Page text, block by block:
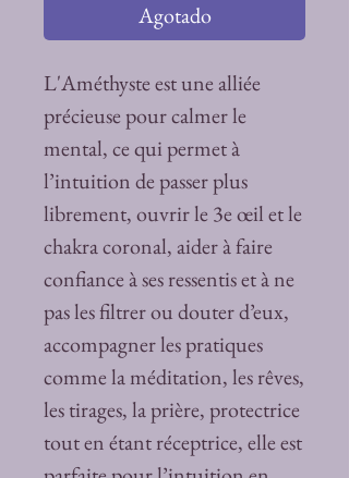
Agotado
L'Améthyste est une alliée
précieuse pour calmer le
mental, ce qui permet à
l’intuition de passer plus
librement, ouvrir le 3e œil et le
chakra coronal, aider à faire
confiance à ses ressentis et à ne
pas les filtrer ou douter d’eux,
accompagner les pratiques
comme la méditation, les rêves,
les tirages, la prière, protectrice
tout en étant réceptrice, elle est